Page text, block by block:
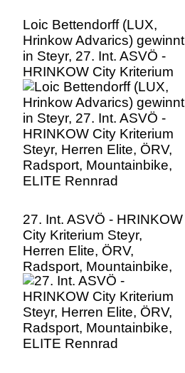
Loic Bettendorff (LUX,
Hrinkow Advarics) gewinnt
in Steyr, 27. Int. ASVÖ -
HRINKOW City Kriterium
Steyr, Herren Elite, ÖRV,
Radsport, Mountainbike,
ELITE Rennrad
27. Int. ASVÖ - HRINKOW
City Kriterium Steyr,
Herren Elite, ÖRV,
Radsport, Mountainbike,
ELITE Rennrad